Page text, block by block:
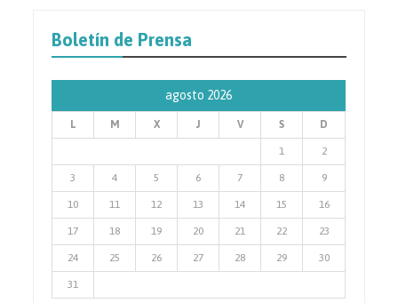
Prensa
Boletín de Prensa
agosto 2026
L M X J V S D
1 2
3 4 5 6 7 8 9
10 11 12 13 14 15 16
17 18 19 20 21 22 23
24 25 26 27 28 29 30
31